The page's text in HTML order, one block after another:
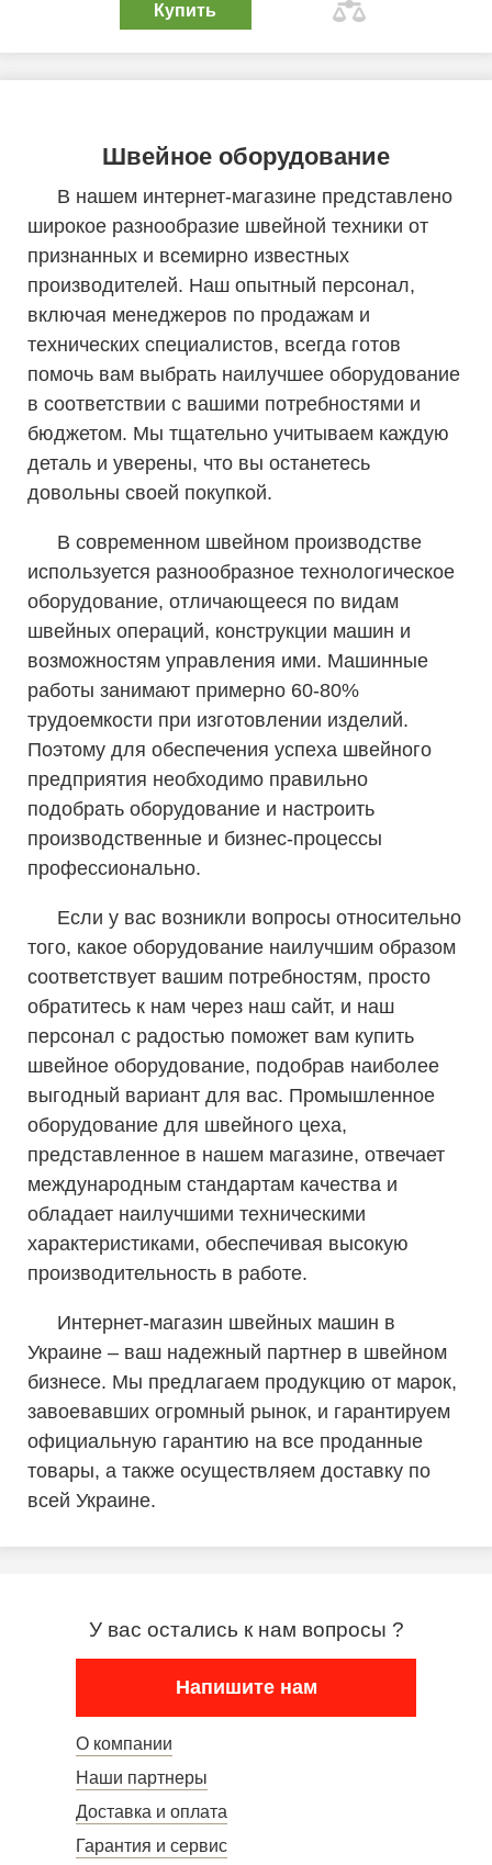
Купить
Швейное оборудование
В нашем интернет-магазине представлено
широкое разнообразие швейной техники от
признанных и всемирно известных
производителей. Наш опытный персонал,
включая менеджеров по продажам и
технических специалистов, всегда готов
помочь вам выбрать наилучшее оборудование
в соответствии с вашими потребностями и
бюджетом. Мы тщательно учитываем каждую
деталь и уверены, что вы останетесь
довольны своей покупкой.
В современном швейном производстве
используется разнообразное технологическое
оборудование, отличающееся по видам
швейных операций, конструкции машин и
возможностям управления ими. Машинные
работы занимают примерно 60-80%
трудоемкости при изготовлении изделий.
Поэтому для обеспечения успеха швейного
предприятия необходимо правильно
подобрать оборудование и настроить
производственные и бизнес-процессы
профессионально.
Если у вас возникли вопросы относительно
того, какое оборудование наилучшим образом
соответствует вашим потребностям, просто
обратитесь к нам через наш сайт, и наш
персонал с радостью поможет вам купить
швейное оборудование, подобрав наиболее
выгодный вариант для вас. Промышленное
оборудование для швейного цеха,
представленное в нашем магазине, отвечает
международным стандартам качества и
обладает наилучшими техническими
характеристиками, обеспечивая высокую
производительность в работе.
Интернет-магазин швейных машин в
Украине – ваш надежный партнер в швейном
бизнесе. Мы предлагаем продукцию от марок,
завоевавших огромный рынок, и гарантируем
официальную гарантию на все проданные
товары, а также осуществляем доставку по
всей Украине.
У вас остались к нам вопросы ?
Напишите нам
О компании
Наши партнеры
Доставка и оплата
Гарантия и сервис